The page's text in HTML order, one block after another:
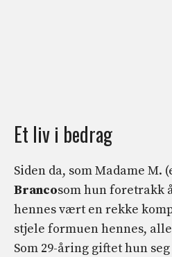
Et liv i bedrag
Siden da, som Madame M.
Brancosom hun foretrakk
hennes vært en rekke
stjele formuen hennes,
Som 29-åring giftet hun